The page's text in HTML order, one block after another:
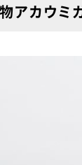
アカウミ